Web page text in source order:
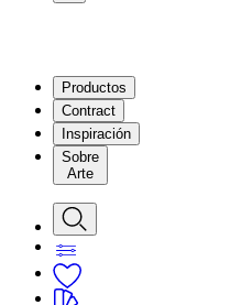
Productos
Contract
Inspiración
Sobre
Arte